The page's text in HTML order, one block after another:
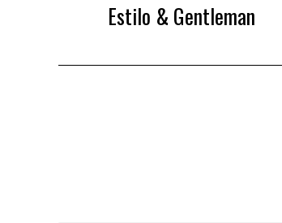
Estilo & Gentleman